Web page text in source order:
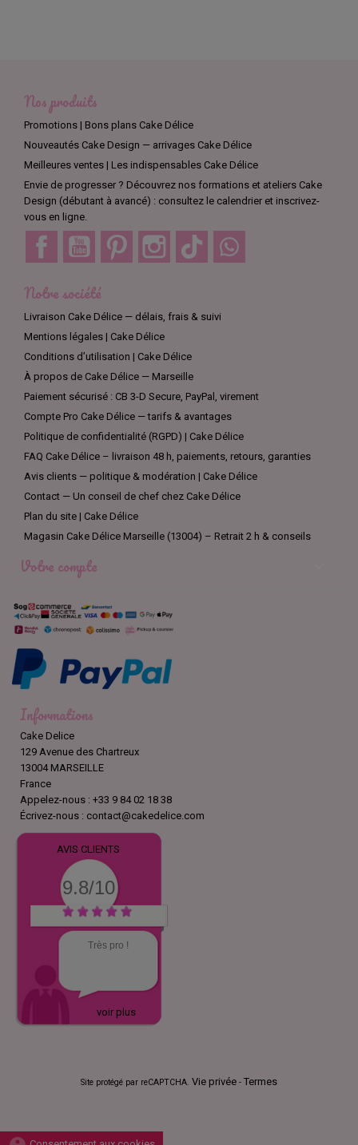
Nos produits
Promotions | Bons plans Cake Délice
Nouveautés Cake Design — arrivages Cake Délice
Meilleures ventes | Les indispensables Cake Délice
Envie de progresser ? Découvrez nos formations et ateliers Cake
Design (débutant à avancé) : consultez le calendrier et inscrivez-
vous en ligne.
Facebook YouTube Pinterest Instagram TikTok
Notre société
Livraison Cake Délice — délais, frais & suivi
Mentions légales | Cake Délice
Conditions d’utilisation | Cake Délice
À propos de Cake Délice — Marseille
Paiement sécurisé : CB 3-D Secure, PayPal, virement
Compte Pro Cake Délice — tarifs & avantages
Politique de confidentialité (RGPD) | Cake Délice
FAQ Cake Délice – livraison 48 h, paiements, retours, garanties
Avis clients — politique & modération | Cake Délice
Contact — Un conseil de chef chez Cake Délice
Plan du site | Cake Délice
Magasin Cake Délice Marseille (13004) – Retrait 2 h & conseils
Votre compte
Informations
Cake Delice
129 Avenue des Chartreux
13004 MARSEILLE
France
Appelez-nous : +33 9 84 02 18 38
Écrivez-nous : contact@cakedelice.com
AVIS CLIENTS
9.8/10
Très pro !
voir plus
Site protégé par reCAPTCHA. Vie privée - Termes